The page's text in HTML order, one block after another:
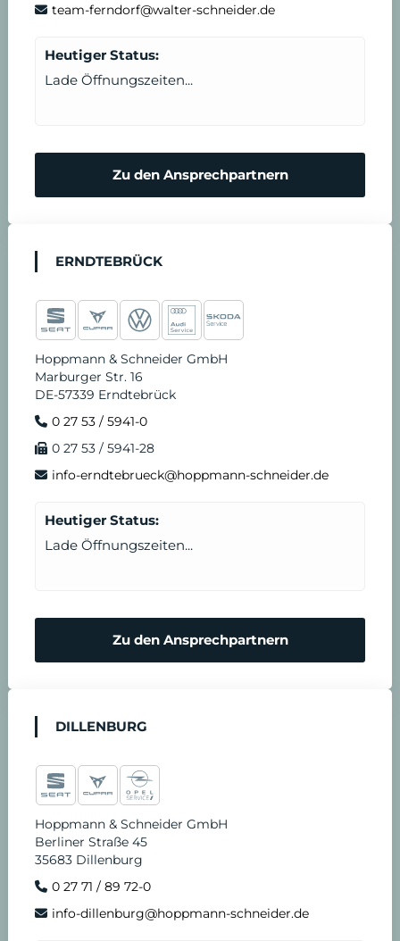
team-ferndorf@walter-schneider.de
Heutiger Status:
Lade Öffnungszeiten...
Zu den Ansprechpartnern
ERNDTEBRÜCK
Hoppmann & Schneider GmbH
Marburger Str. 16
DE-57339 Erndtebrück
0 27 53 / 5941-0
0 27 53 / 5941-28
info-erndtebrueck@hoppmann-schneider.de
Heutiger Status:
Lade Öffnungszeiten...
Zu den Ansprechpartnern
DILLENBURG
Hoppmann & Schneider GmbH
Berliner Straße 45
35683 Dillenburg
0 27 71 / 89 72-0
info-dillenburg@hoppmann-schneider.de